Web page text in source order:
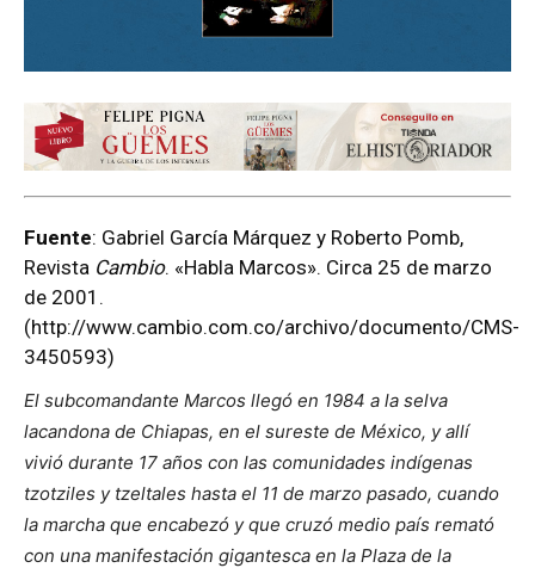
Fuente: Gabriel García Márquez y Roberto Pomb,
Revista Cambio. «Habla Marcos». Circa 25 de marzo
de 2001.
(http://www.cambio.com.co/archivo/documento/CMS-
3450593)
El subcomandante Marcos llegó en 1984 a la selva
lacandona de Chiapas, en el sureste de México, y allí
vivió durante 17 años con las comunidades indígenas
tzotziles y tzeltales hasta el 11 de marzo pasado, cuando
la marcha que encabezó y que cruzó medio país remató
con una manifestación gigantesca en la Plaza de la